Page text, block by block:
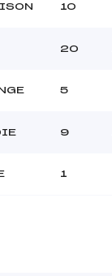
10
20
5
9
1